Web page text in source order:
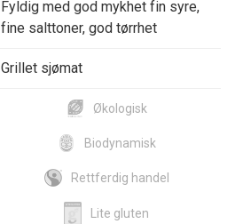
Fyldig med god mykhet fin syre,
fine salttoner, god tørrhet
Grillet sjømat
Økologisk
Biodynamisk
Rettferdig handel
Lite gluten